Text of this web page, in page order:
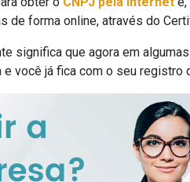
de forma online, através do
significa que agora em
e você já fica com o seu registro